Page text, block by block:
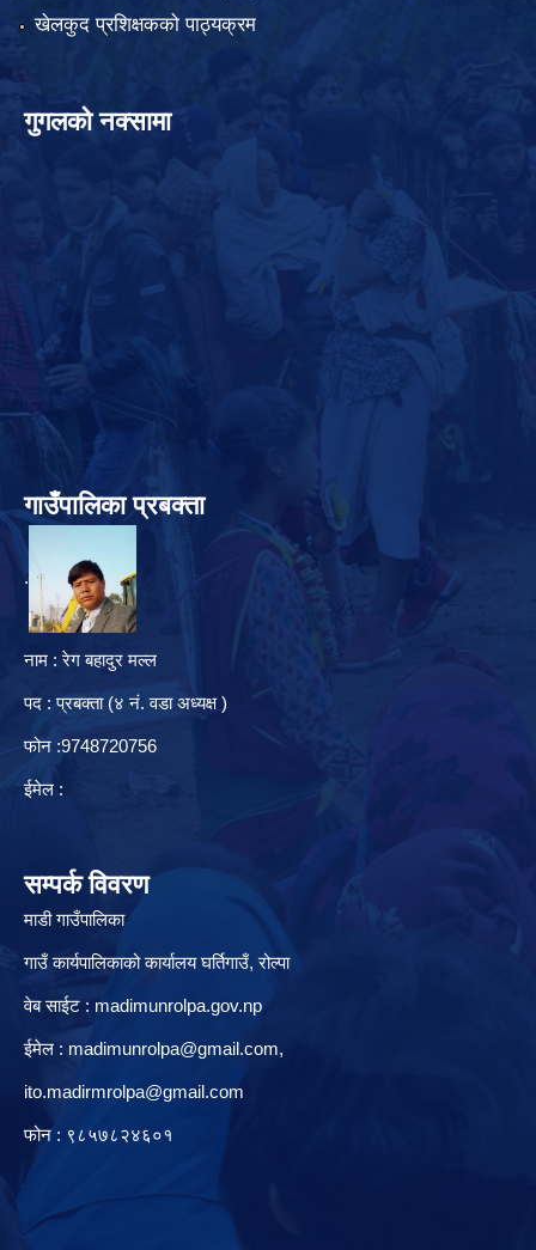
खेलकुद प्रशिक्षकको पाठ्यक्रम
गुगलको नक्सामा
गाउँपालिका प्रबक्ता
.
नाम : रेग बहादुर मल्ल
पद : प्रबक्ता (४ नं. वडा अध्यक्ष )
फोन :9748720756
ईमेल :
सम्पर्क विवरण
माडी गाउँपालिका
गाउँ कार्यपालिकाको कार्यालय घर्तिगाउँ, रो‍‍ल्पा
वेब साईट : madimunrolpa.gov.np
ईमेल : madimunrolpa@gmail.com,
ito.madirmrolpa@gmail.com
फोन : ९८५७८२४६०१